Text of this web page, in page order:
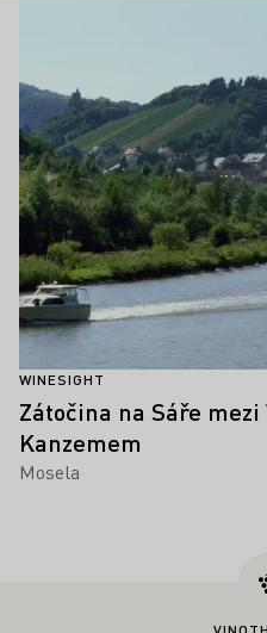
WINESIGHT
Zátočina na Sáře
Kanzemem
Mosela